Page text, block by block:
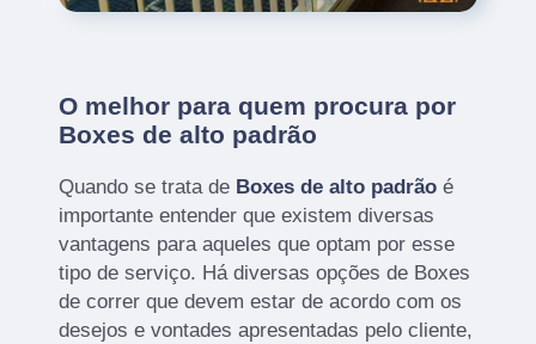
O melhor para quem procura por
Boxes de alto padrão
Quando se trata de Boxes de alto padrão é
importante entender que existem diversas
vantagens para aqueles que optam por esse
tipo de serviço. Há diversas opções de Boxes
de correr que devem estar de acordo com os
desejos e vontades apresentadas pelo cliente,